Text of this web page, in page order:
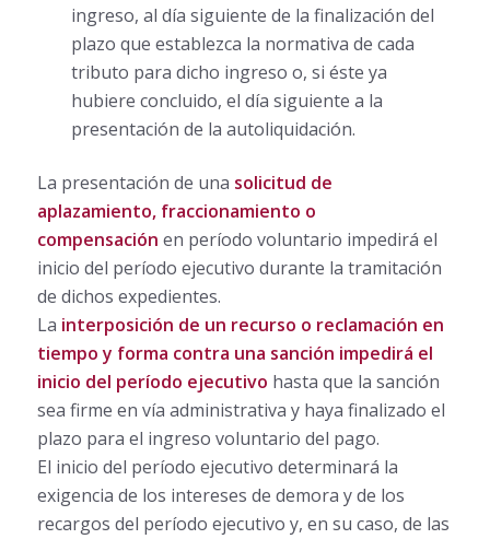
ingreso, al día siguiente de la finalización del
plazo que establezca la normativa de cada
tributo para dicho ingreso o, si éste ya
hubiere concluido, el día siguiente a la
presentación de la autoliquidación.
La presentación de una solicitud de
aplazamiento, fraccionamiento o
compensación en período voluntario impedirá el
inicio del período ejecutivo durante la tramitación
de dichos expedientes.
La interposición de un recurso o reclamación en
tiempo y forma contra una sanción impedirá el
inicio del período ejecutivo hasta que la sanción
sea firme en vía administrativa y haya finalizado el
plazo para el ingreso voluntario del pago.
El inicio del período ejecutivo determinará la
exigencia de los intereses de demora y de los
recargos del período ejecutivo y, en su caso, de las